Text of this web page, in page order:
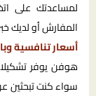
لمساعدتك على
المفارش أو لديك
أسعار تنافسية
هوفن يوفر
سواء كنت